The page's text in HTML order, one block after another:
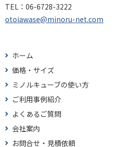
TEL： 06-6728-3222
otoiawase@minoru-net.com
ホーム
価格・サイズ
ミノルキューブの使い方
ご利用事例紹介
よくあるご質問
会社案内
お問合せ・見積依頼